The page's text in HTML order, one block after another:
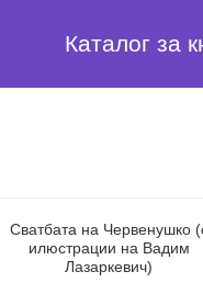
Каталог за
Сватбата на Червенушко
илюстрации на Вадим
Лазаркевич)